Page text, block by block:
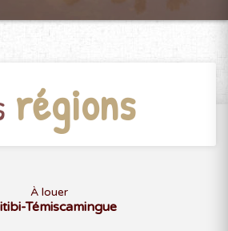
régions
À louer
Témiscamingue